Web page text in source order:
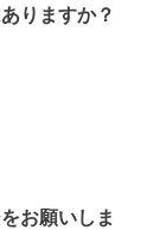
りますか？
お願いしま